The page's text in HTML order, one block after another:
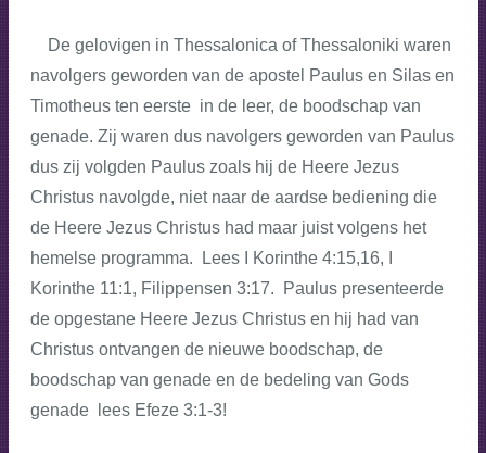
De gelovigen in Thessalonica of Thessaloniki waren
navolgers geworden van de apostel Paulus en Silas en
Timotheus ten eerste in de leer, de boodschap van
genade. Zij waren dus navolgers geworden van Paulus
dus zij volgden Paulus zoals hij de Heere Jezus
Christus navolgde, niet naar de aardse bediening die
de Heere Jezus Christus had maar juist volgens het
hemelse programma. Lees I Korinthe 4:15,16, I
Korinthe 11:1, Filippensen 3:17. Paulus presenteerde
de opgestane Heere Jezus Christus en hij had van
Christus ontvangen de nieuwe boodschap, de
boodschap van genade en de bedeling van Gods
genade lees Efeze 3:1-3!